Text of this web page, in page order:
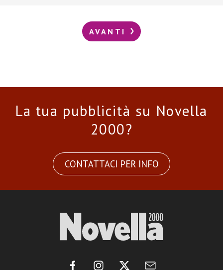
AVANTI
La tua pubblicità su Novella
2000?
CONTATTACI PER INFO